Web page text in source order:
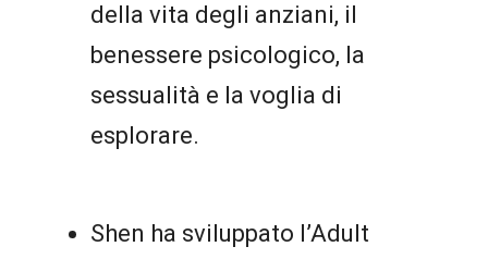
della vita degli anziani, il
benessere psicologico, la
sessualità e la voglia di
esplorare.
Shen ha sviluppato l’Adult